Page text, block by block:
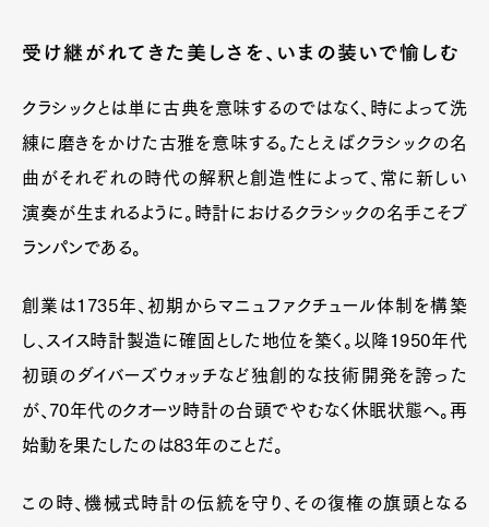
受け継がれてきた美しさを、いまの装いで愉しむ
クラシックとは単に古典を意味するのではなく、時によって洗
練に磨きをかけた古雅を意味する。たとえばクラシックの名
曲がそれぞれの時代の解釈と創造性によって、常に新しい
演奏が生まれるように。時計におけるクラシックの名手こそブ
ランパンである。
創業は1735年、初期からマニュファクチュール体制を構築
し、スイス時計製造に確固とした地位を築く。以降1950年代
初頭のダイバーズウォッチなど独創的な技術開発を誇った
が、70年代のクオーツ時計の台頭でやむなく休眠状態へ。再
始動を果たしたのは83年のことだ。
この時、機械式時計の伝統を守り、その復権の旗頭となる